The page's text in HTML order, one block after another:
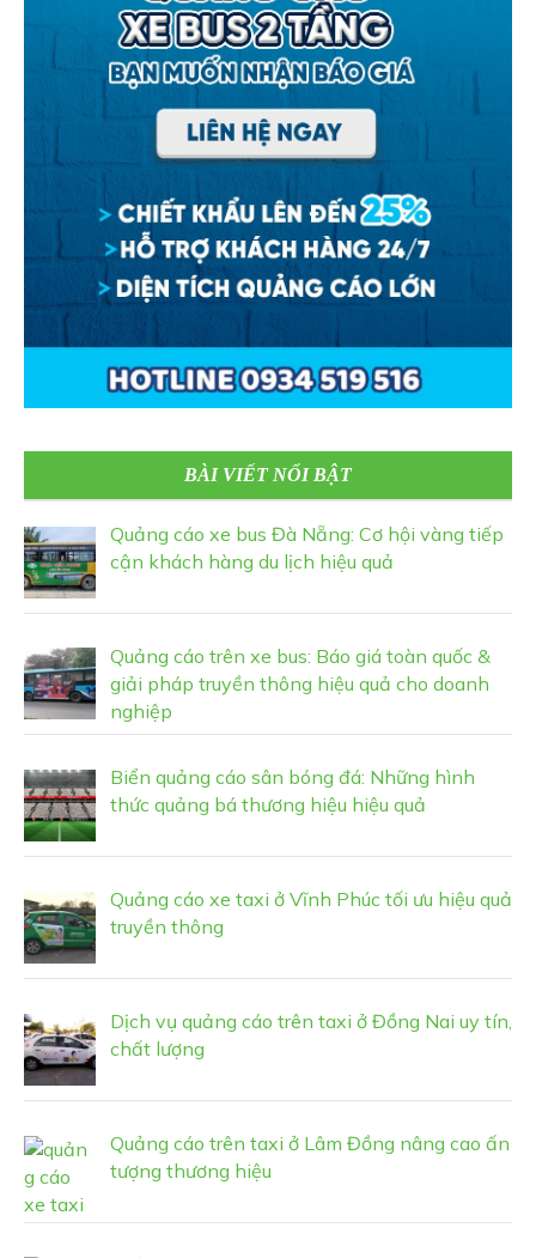
BÀI VIẾT NỔI BẬT
Quảng cáo xe bus Đà Nẵng: Cơ hội vàng tiếp
cận khách hàng du lịch hiệu quả
Quảng cáo trên xe bus: Báo giá toàn quốc &
giải pháp truyền thông hiệu quả cho doanh
nghiệp
Biển quảng cáo sân bóng đá: Những hình
thức quảng bá thương hiệu hiệu quả
Quảng cáo xe taxi ở Vĩnh Phúc tối ưu hiệu quả
truyền thông
Dịch vụ quảng cáo trên taxi ở Đồng Nai uy tín,
chất lượng
Quảng cáo trên taxi ở Lâm Đồng nâng cao ấn
tượng thương hiệu